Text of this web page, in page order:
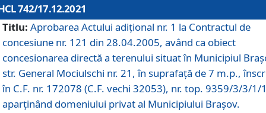
742/17.12.2021
Titlu: Aprobarea Actului adiţional nr. 1 la Contractul de
concesiune nr. 121 din 28.04.2005, având ca obiect
concesionarea directă a terenului situat în Municipiul
str. General Mociulschi nr. 21, în suprafață de 7 m.p.,
în C.F. nr. 172078 (C.F. vechi 32053), nr. top. 9359/3/3/1/
aparținând domeniului privat al Municipiului Brașov.